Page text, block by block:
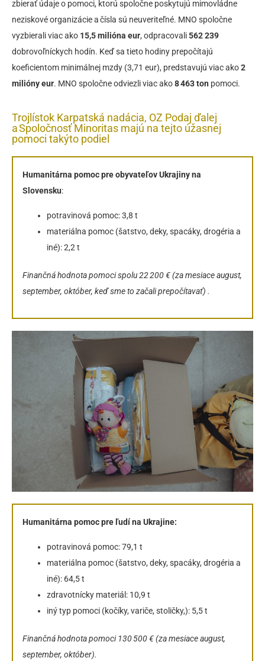
zbierať údaje o pomoci, ktorú spoločne poskytujú mimovládne
neziskové organizácie a čísla sú neuveriteľné. MNO spoločne
vyzbierali viac ako 15,5 milióna eur, odpracovali562 239
dobrovoľníckych hodín. Keď sa tieto hodiny prepočítajú
koeficientom minimálnej mzdy (3,71 eur), predstavujú viac ako2
milióny eur. MNO spoločne odviezli viac ako8 463 ton pomoci.
Trojlístok Karpatská nadácia, OZ Podaj ďalej
a Spoločnosť Minoritas majú na tejto úžasnej
pomoci takýto podiel
Humanitárna pomoc pre obyvateľov Ukrajiny na
Slovensku:
potravinová pomoc: 3,8 t
materiálna pomoc (šatstvo, deky, spacáky, drogéria a
iné): 2,2 t
Finančná hodnota pomoci spolu 22 200 € (za mesiace august,
september, október, keď sme to začali prepočítavať) .
Humanitárna pomoc pre ľudí na Ukrajine:
potravinová pomoc: 79,1 t
materiálna pomoc (šatstvo, deky, spacáky, drogéria a
iné): 64,5 t
zdravotnícky materiál: 10,9 t
iný typ pomoci (kočíky, variče, stoličky,): 5,5 t
Finančná hodnota pomoci 130 500 € (za mesiace august,
september, október).